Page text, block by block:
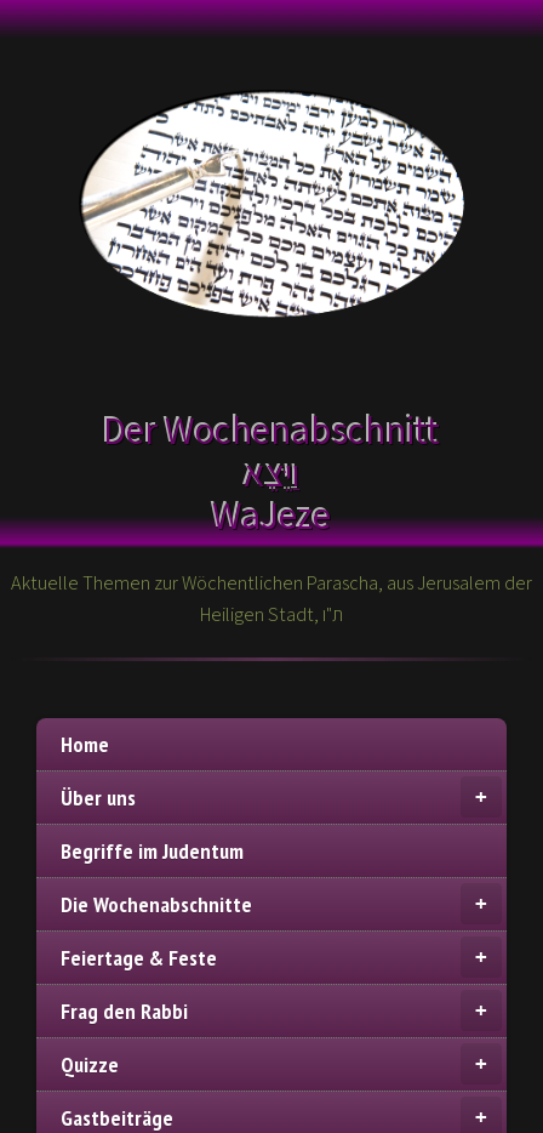
Der Wochenabschnitt
WaJeze
Aktuelle Themen zur Wöchentlichen Parascha, aus Jerusalem der
Heiligen Stadt, ת"ו
Home
Über uns
Begriffe im Judentum
Die Wochenabschnitte
Feiertage & Feste
Frag den Rabbi
Quizze
Gastbeiträge